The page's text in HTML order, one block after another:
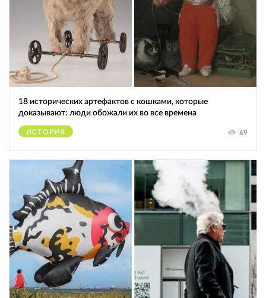
18 исторических артефактов с кошками, которые
доказывают: люди обожали их во все времена
ИСТОРИЯ 69